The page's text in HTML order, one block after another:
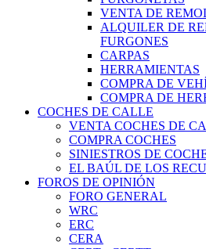
VENTA DE
ALQUILER DE
FURGONES
CARPAS
HERRAMIENTAS
COMPRA DE
COMPRA DE
COCHES DE CALLE
VENTA COCHES DE
COMPRA COCHES
SINIESTROS DE
EL BAÚL DE LOS
FOROS DE OPINIÓN
FORO GENERAL
WRC
ERC
CERA